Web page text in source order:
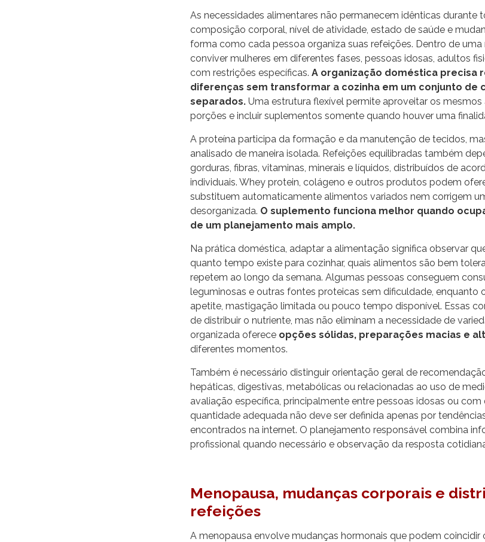
As necessidades alimentares não permanecem idênticas durante
composição corporal, nível de atividade, estado de saúde e
forma como cada pessoa organiza suas refeições. Dentro de
conviver mulheres em diferentes fases, pessoas idosas, adultos
com restrições específicas. A organização doméstica precisa
diferenças sem transformar a cozinha em um conjunto
separados. Uma estrutura flexível permite aproveitar os
porções e incluir suplementos somente quando houver uma
A proteína participa da formação e da manutenção de tecidos,
analisado de maneira isolada. Refeições equilibradas também
gorduras, fibras, vitaminas, minerais e líquidos, distribuídos de
individuais. Whey protein, colágeno e outros produtos podem
substituem automaticamente alimentos variados nem corrigem
desorganizada. O suplemento funciona melhor quando
de um planejamento mais amplo.
Na prática doméstica, adaptar a alimentação significa observar
quanto tempo existe para cozinhar, quais alimentos são bem
repetem ao longo da semana. Algumas pessoas conseguem
leguminosas e outras fontes proteicas sem dificuldade, enquanto
apetite, mastigação limitada ou pouco tempo disponível. Essas
de distribuir o nutriente, mas não eliminam a necessidade de
organizada oferece opções sólidas, preparações macias e
diferentes momentos.
Também é necessário distinguir orientação geral de
hepáticas, digestivas, metabólicas ou relacionadas ao uso de
avaliação específica, principalmente entre pessoas idosas ou
quantidade adequada não deve ser definida apenas por
encontrados na internet. O planejamento responsável combina
profissional quando necessário e observação da resposta
Menopausa, mudanças corporais e
refeições
A menopausa envolve mudanças hormonais que podem coincidir